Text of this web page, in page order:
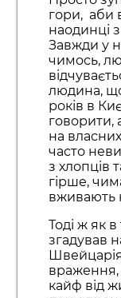
гори, аби
наодинці
Завжди у
чимось,
людина,
років в
говорити,
на
часто
з хлопців
гірше,
вживають
Тоді ж як в
згадував
кайф від